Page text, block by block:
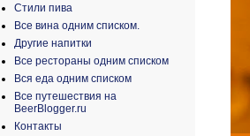
Стили пива
Все вина одним списком.
Другие напитки
Все рестораны одним списком
Вся еда одним списком
Все путешествия на
BeerBlogger.ru
Контакты